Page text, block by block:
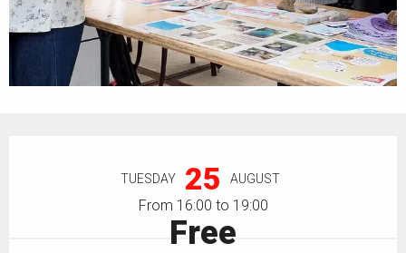
TUESDAY 25 AUGUST
From 16:00 to 19:00
Free